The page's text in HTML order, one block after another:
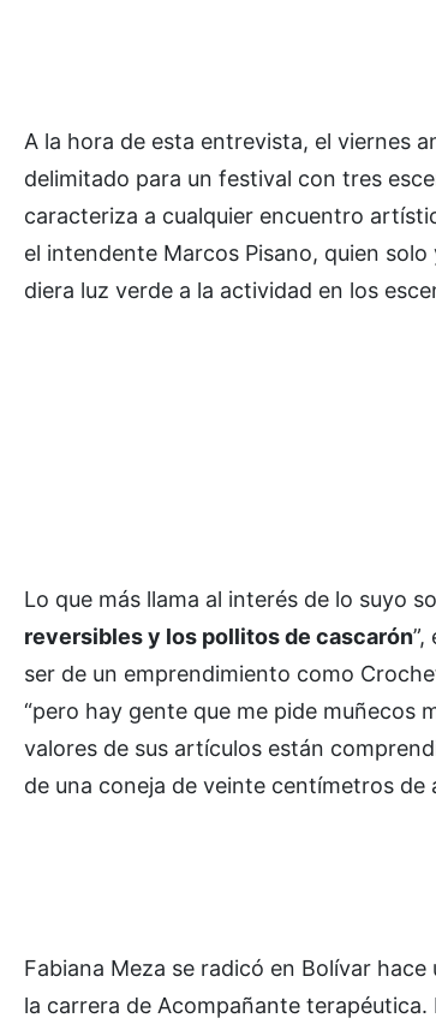
A la hora de esta entrevista, el viernes
delimitado para un festival con tres
caracteriza a cualquier encuentro
el intendente Marcos Pisano, quien
diera luz verde a la actividad en los
Lo que más llama al interés de lo suyo
reversibles y los pollitos de cascarón
ser de un emprendimiento como
“pero hay gente que me pide muñecos
valores de sus artículos están
de una coneja de veinte centímetros de
Fabiana Meza se radicó en Bolívar
la carrera de Acompañante terapéutica.